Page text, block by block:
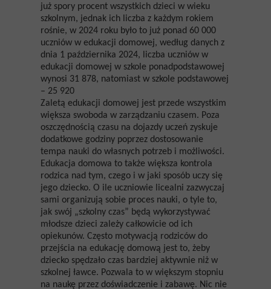
już spory procent wszystkich dzieci w wieku
szkolnym, jednak ich liczba z każdym rokiem
rośnie, w 2024 roku było to już ponad 60 000
uczniów w edukacji domowej, według danych z
dnia 1 października 2024, liczba uczniów w
edukacji domowej w szkole ponadpodstawowej
wynosi 31 878, natomiast w szkole podstawowej
– 25 920
Zaletą edukacji domowej jest przede wszystkim
większa swoboda w zarządzaniu czasem. Poza
oszczędnością czasu na dojazdy uczeń zyskuje
dodatkowe godziny poprzez dostosowanie
tempa nauki do własnych potrzeb i możliwości.
Edukacja domowa to także większa kontrola
rodzica nad tym, czego i w jaki sposób uczy się
jego dziecko. O ile uczniowie licealni zazwyczaj
sami organizują sobie proces nauki, o tyle to,
jak swój „szkolny czas” będą wykorzystywać
młodsze dzieci zależy całkowicie od ich
opiekunów. Często motywacją rodziców do
przejścia na edukację domową jest to, żeby
dziecko spędzało czas bardziej aktywnie niż w
szkolnej ławce. Pozwala to w większym stopniu
na naukę przez doświadczenie i zabawę. Nic nie